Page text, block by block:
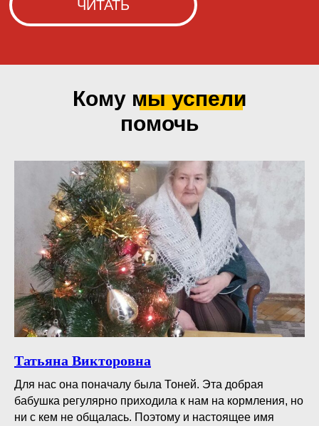
Кому мыуспели
помочь
Татьяна Викторовна
Для нас она поначалу была Тоней. Эта добрая
бабушка регулярно приходила к нам на кормления, но
ни с кем не общалась. Поэтому и настоящее имя